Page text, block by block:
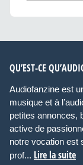
QU’EST-CE
Audiofanzine est
musique et à
petites annonces,
active de
notre vocation est
prof... Lire la suite